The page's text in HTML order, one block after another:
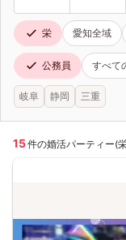
栄 愛知全域
公務員 すべて
岐阜 静岡 三重
15件の婚活パーティー(